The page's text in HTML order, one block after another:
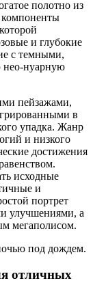
полотно из
и глубокие
с темными,
нео-нуарную
пейзажами,
в
упадка. Жанр
и низкого
достижения
исходные
и
портрет
улучшениями, а
мегаполисом.
отличных